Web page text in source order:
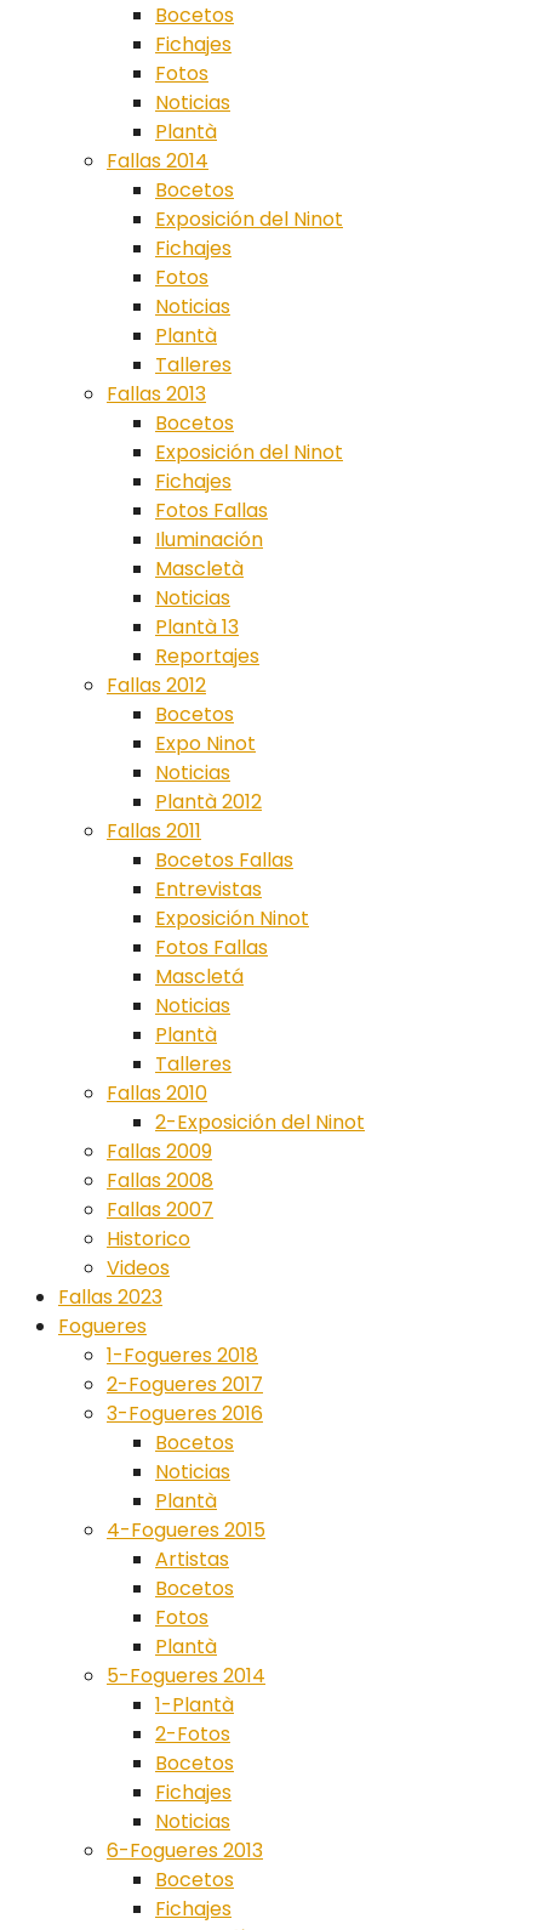
Bocetos
Fichajes
Fotos
Noticias
Plantà
Fallas 2014
Bocetos
Exposición del Ninot
Fichajes
Fotos
Noticias
Plantà
Talleres
Fallas 2013
Bocetos
Exposición del Ninot
Fichajes
Fotos Fallas
Iluminación
Mascletà
Noticias
Plantà 13
Reportajes
Fallas 2012
Bocetos
Expo Ninot
Noticias
Plantà 2012
Fallas 2011
Bocetos Fallas
Entrevistas
Exposición Ninot
Fotos Fallas
Mascletá
Noticias
Plantà
Talleres
Fallas 2010
2-Exposición del Ninot
Fallas 2009
Fallas 2008
Fallas 2007
Historico
Videos
Fallas 2023
Fogueres
1-Fogueres 2018
2-Fogueres 2017
3-Fogueres 2016
Bocetos
Noticias
Plantà
4-Fogueres 2015
Artistas
Bocetos
Fotos
Plantà
5-Fogueres 2014
1-Plantà
2-Fotos
Bocetos
Fichajes
Noticias
6-Fogueres 2013
Bocetos
Fichajes